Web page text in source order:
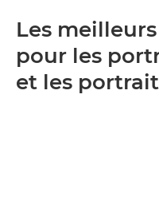
Les
pour les
et les